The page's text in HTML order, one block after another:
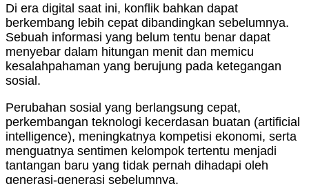
Di era digital saat ini, konflik bahkan dapat
berkembang lebih cepat dibandingkan sebelumnya.
Sebuah informasi yang belum tentu benar dapat
menyebar dalam hitungan menit dan memicu
kesalahpahaman yang berujung pada ketegangan
sosial.
Perubahan sosial yang berlangsung cepat,
perkembangan teknologi kecerdasan buatan (artificial
intelligence), meningkatnya kompetisi ekonomi, serta
menguatnya sentimen kelompok tertentu menjadi
tantangan baru yang tidak pernah dihadapi oleh
generasi-generasi sebelumnya.